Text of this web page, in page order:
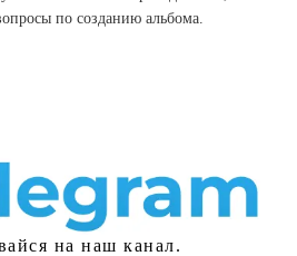
по созданию альбома.
на наш канал.